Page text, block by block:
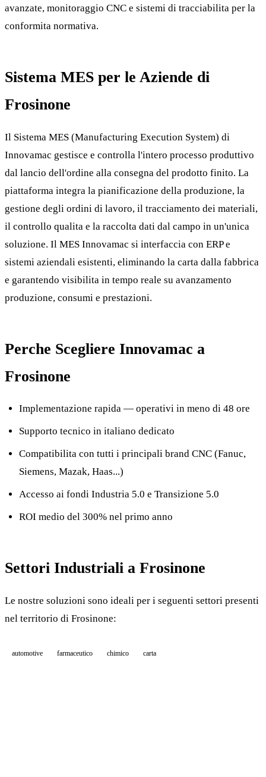
avanzate, monitoraggio CNC e sistemi di tracciabilita per la
conformita normativa.
Sistema MES per le Aziende di
Frosinone
Il Sistema MES (Manufacturing Execution System) di
Innovamac gestisce e controlla l'intero processo produttivo
dal lancio dell'ordine alla consegna del prodotto finito. La
piattaforma integra la pianificazione della produzione, la
gestione degli ordini di lavoro, il tracciamento dei materiali,
il controllo qualita e la raccolta dati dal campo in un'unica
soluzione. Il MES Innovamac si interfaccia con ERP e
sistemi aziendali esistenti, eliminando la carta dalla fabbrica
e garantendo visibilita in tempo reale su avanzamento
produzione, consumi e prestazioni.
Perche Scegliere Innovamac a
Frosinone
Implementazione rapida — operativi in meno di 48 ore
Supporto tecnico in italiano dedicato
Compatibilita con tutti i principali brand CNC (Fanuc,
Siemens, Mazak, Haas...)
Accesso ai fondi Industria 5.0 e Transizione 5.0
ROI medio del 300% nel primo anno
Settori Industriali a Frosinone
Le nostre soluzioni sono ideali per i seguenti settori presenti
nel territorio di Frosinone:
automotive farmaceutico chimico carta